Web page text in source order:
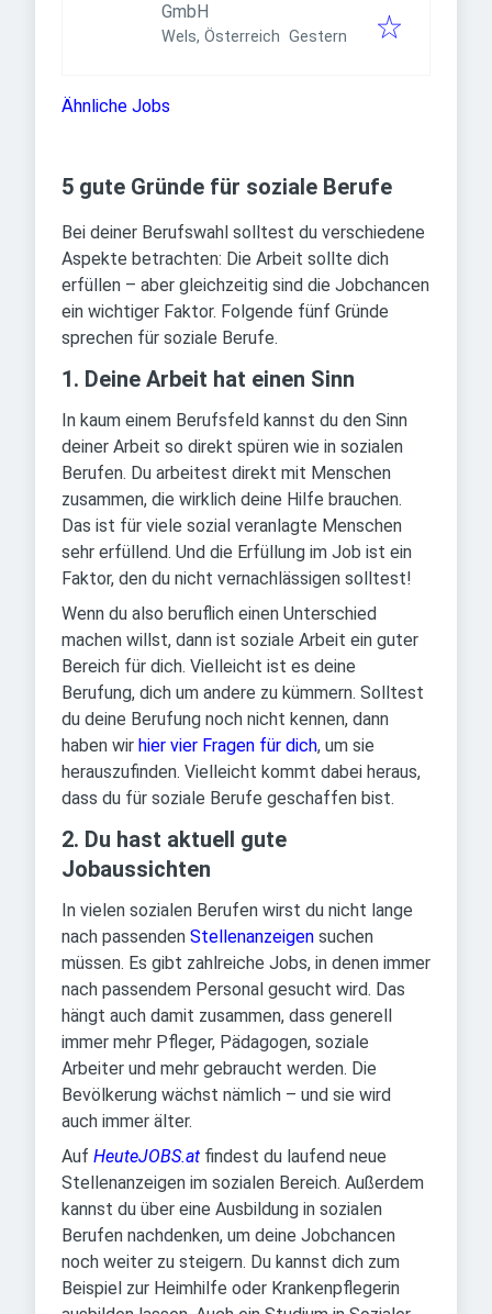
GmbH
Wels, Österreich Veröffentlicht:
Gestern
Ähnliche Jobs
5 gute Gründe für soziale Berufe
Bei deiner Berufswahl solltest du verschiedene
Aspekte betrachten: Die Arbeit sollte dich
erfüllen – aber gleichzeitig sind die Jobchancen
ein wichtiger Faktor. Folgende fünf Gründe
sprechen für soziale Berufe.
1. Deine Arbeit hat einen Sinn
In kaum einem Berufsfeld kannst du den Sinn
deiner Arbeit so direkt spüren wie in sozialen
Berufen. Du arbeitest direkt mit Menschen
zusammen, die wirklich deine Hilfe brauchen.
Das ist für viele sozial veranlagte Menschen
sehr erfüllend. Und die Erfüllung im Job ist ein
Faktor, den du nicht vernachlässigen solltest!
Wenn du also beruflich einen Unterschied
machen willst, dann ist soziale Arbeit ein guter
Bereich für dich. Vielleicht ist es deine
Berufung, dich um andere zu kümmern. Solltest
du deine Berufung noch nicht kennen, dann
haben wir hier vier Fragen für dich, um sie
herauszufinden. Vielleicht kommt dabei heraus,
dass du für soziale Berufe geschaffen bist.
2. Du hast aktuell gute
Jobaussichten
In vielen sozialen Berufen wirst du nicht lange
nach passenden Stellenanzeigen suchen
müssen. Es gibt zahlreiche Jobs, in denen immer
nach passendem Personal gesucht wird. Das
hängt auch damit zusammen, dass generell
immer mehr Pfleger, Pädagogen, soziale
Arbeiter und mehr gebraucht werden. Die
Bevölkerung wächst nämlich – und sie wird
auch immer älter.
Auf HeuteJOBS.at findest du laufend neue
Stellenanzeigen im sozialen Bereich. Außerdem
kannst du über eine Ausbildung in sozialen
Berufen nachdenken, um deine Jobchancen
noch weiter zu steigern. Du kannst dich zum
Beispiel zur Heimhilfe oder Krankenpflegerin